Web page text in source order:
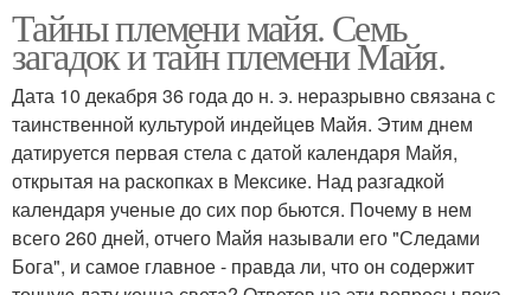
Тайны племени майя. Семь
загадок и тайн племени Майя.
Дата 10 декабря 36 года до н. э. неразрывно связана с
таинственной культурой индейцев Майя. Этим днем
датируется первая стела с датой календаря Майя,
открытая на раскопках в Мексике. Над разгадкой
календаря ученые до сих пор бьются. Почему в нем
всего 260 дней, отчего Майя называли его "Следами
Бога", и самое главное - правда ли, что он содержит